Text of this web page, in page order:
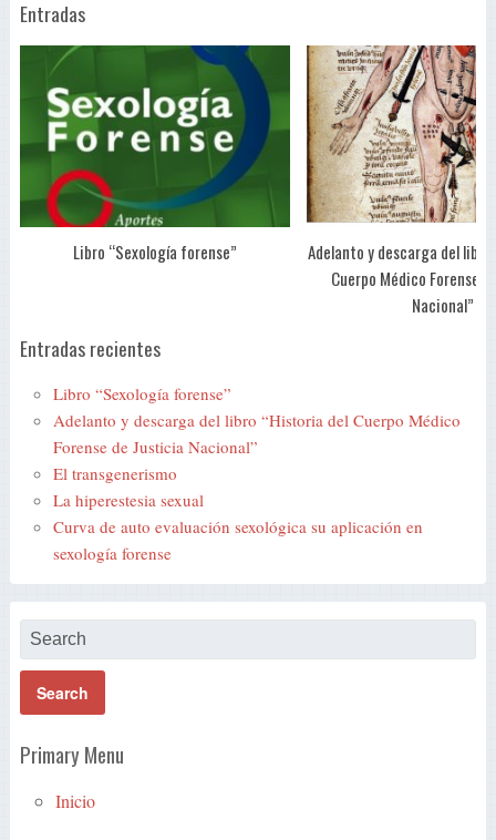
Entradas
Libro “Sexología forense”
Adelanto y descarga del
Cuerpo Médico Forense
Nacional”
Entradas recientes
Libro “Sexología forense”
Adelanto y descarga del libro “Historia del Cuerpo Médico
Forense de Justicia Nacional”
El transgenerismo
La hiperestesia sexual
Curva de auto evaluación sexológica su aplicación en
sexología forense
Primary Menu
Inicio